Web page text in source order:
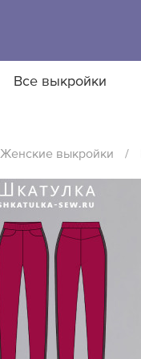
Все выкройки
Женские выкройки /